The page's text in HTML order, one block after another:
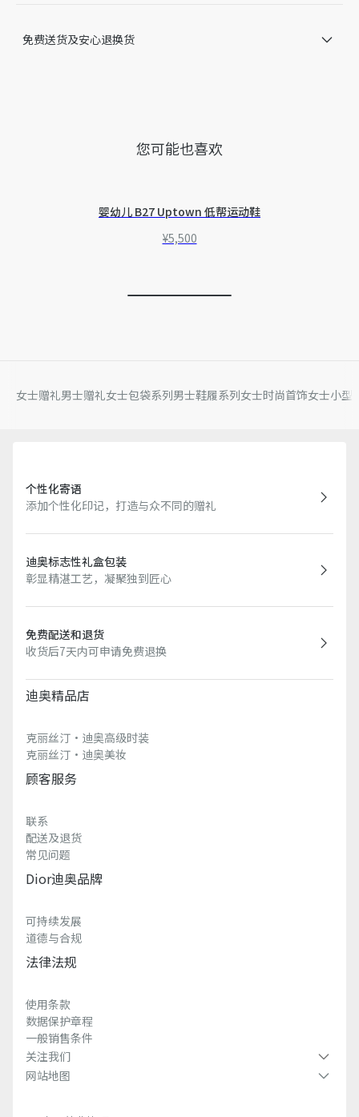
免费送货及安心退换货
您可能也喜欢
婴幼儿 B27 Uptown 低帮运动鞋
¥5,500
女士赠礼男士赠礼女士包袋系列男士鞋履系列女士时尚首饰女士小型
个性化寄语
添加个性化印记，打造与众不同的赠礼
迪奥标志性礼盒包装
彰显精湛工艺，凝聚独到匠心
免费配送和退货
收货后7天内可申请免费退换
迪奥精品店
克丽丝汀·迪奥高级时装
克丽丝汀·迪奥美妆
顾客服务
联系
配送及退货
常见问题
Dior迪奥品牌
可持续发展
道德与合规
法律法规
使用条款
数据保护章程
一般销售条件
关注我们
网站地图